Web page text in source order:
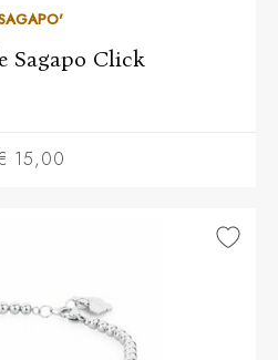
Sagapo Click
15,00